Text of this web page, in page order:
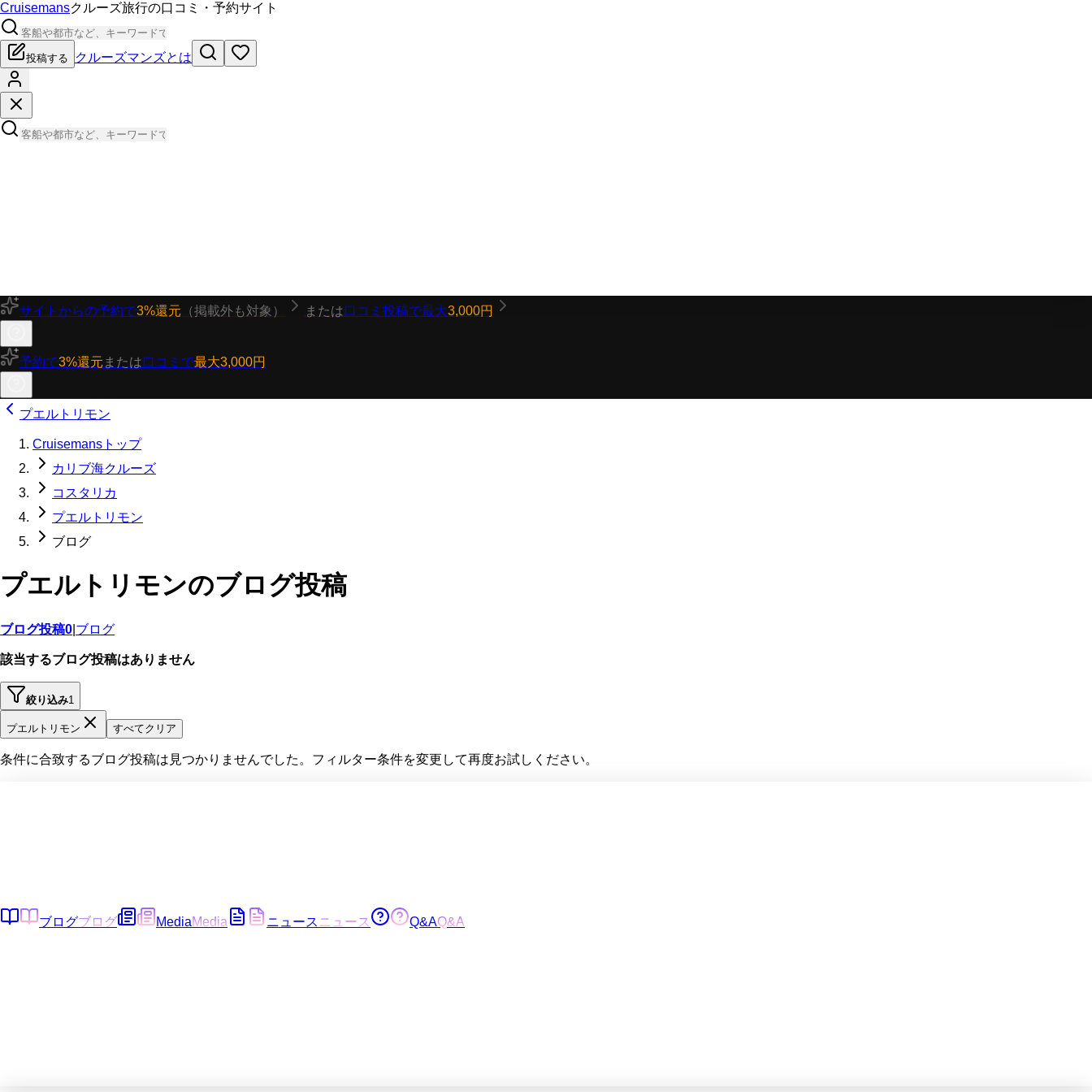
Cruisemansクルーズ旅行の口コミ・予約サイト
投稿する クルーズマンズとは
サイトからの予約で3%還元 （掲載外も対象） または口コミ投稿で最大3,000円
予約で3%還元 または口コミで最大3,000円
プエルトリモン
Cruisemansトップ
カリブ海クルーズ
コスタリカ
プエルトリモン
ブログ
プエルトリモンのブログ投稿
ブログ投稿0 ブログ
該当するブログ投稿はありません
絞り込み1
プエルトリモン すべてクリア
条件に合致するブログ投稿は見つかりませんでした。フィルター条件を変更して再度お試しください。
ブログブログ MediaMedia ニュース ニュース Q&AQ&A